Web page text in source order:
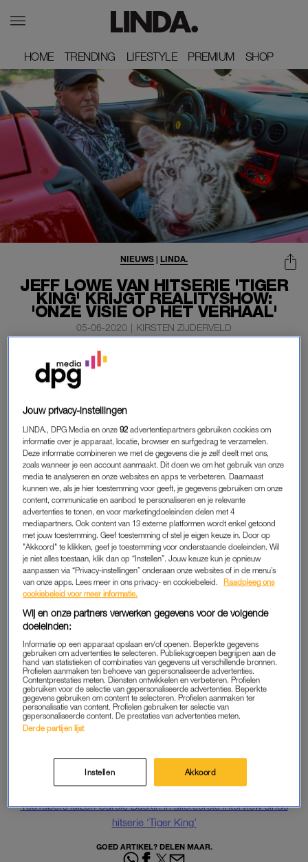
HOME
HOME TRENDING
TRENDING LIFESTYLE
LIFESTYLE PREMIUM
PREMIUM SHOP
SHOP
JEFF LOWE VAN HITSERIE 'TIGER
KING' KRIJGT REALITYSHOW:
'ONZE VISIE OP HET VERHAAL'
NIEUWS | LINDA.
05-06-2020 | KIRSTEN ZIJDERVELD
Jeff Lowe, die een hoofdrol had in de Netflix-hit ‘Tiger
King’, krijgt samen met zijn vrouw Lauren een eigen
realityshow.
Dat maakt Lowe donderdag bekend in het tijdschrift
De spin-offshow zal over hun eigen privé-dierentuin gaan.
JEFF LOWE
“Het wordt ons verhaal over de gebeurtenissen inTiger King
met bewijs om onze visie op het verhaal te ondersteunen”,
aldus Lowe. In de serie worden alle dieren van Joe Exotic
overgebracht naar Lowe’s dierentuin. De oude zoo van Joe,
die nu in het bezit is van Lowe zelf, komt namelijkin handen
van aartsvijand Carole Baskin.
Exotic, die de hoofdrol had in de hitserie, zit op dit moment
achter tralies
voorjaar. De miniserie vertelde het verhaal van verschillende
tijgerliefhebbers. Omdat het park van Lowe nu dus wordt
overgenomen door Baskin, start hij zijn eigen dierentuin. Waar
en wanneer de show wordt uitgezonden, is nog niet bekend.
Jeff Lowe met zijn vrouw Lauren
https://www.instagram.com/p/B-0E6KpBGlV/
Lees ook
YouTubers luizen Carole Baskin in allereerste interview sinds
hitserie ‘Tiger King’
GOED ARTIKEL? DELEN MAAR.
Jouw privacy-instellingen
LINDA., DPG Media en onze92 advertentiepartners gebruiken cookies om
informatie over je apparaat, locatie, browser en surfgedrag te verzamelen.
Deze informatie combineren we met de gegevens die je zelf deelt met ons,
zoals wanneer je een account aanmaakt. Dit doen we om het gebruik van onze
media te analyseren en onze websites en apps te verbeteren. Daarnaast
kunnen we, als je hier toestemming voor geeft, je gegevens gebruiken om onze
content, communicatie en aanbod te personaliseren en je relevante
advertenties te tonen, en voor marketingdoeleinden delen met 4
mediapartners. Ook content van 13 externe platformen wordt enkel getoond
met jouw toestemming. Geef toestemming of stel je eigen keuze in. Door op
"Akkoord" te klikken, geef je toestemming voor onderstaande doeleinden. Wil
je niet alles toestaan, klik dan op “Instellen”. Jouw keuze kun je opnieuw
aanpassen via “Privacy-instellingen” onderaan onze websites of in de menu’s
van onze apps. Lees meer in ons privacy- en cookiebeleid.
Raadpleeg ons
cookiebeleid voor meer informatie.
Wij en onze partners verwerken gegevens voor de volgende
doeleinden:
Informatie op een apparaat opslaan en/of openen. Beperkte gegevens
gebruiken om advertenties te selecteren. Publieksgroepen begrijpen aan de
hand van statistieken of combinaties van gegevens uit verschillende bronnen.
Profielen aanmaken ten behoeve van gepersonaliseerde advertenties.
Contentprestaties meten. Diensten ontwikkelen en verbeteren. Profielen
gebruiken voor de selectie van gepersonaliseerde advertenties. Beperkte
gegevens gebruiken om content te selecteren. Profielen aanmaken ter
personalisatie van content. Profielen gebruiken ter selectie van
gepersonaliseerde content. De prestaties van advertenties meten.
Derde partijen lijst
Instellen Akkoord